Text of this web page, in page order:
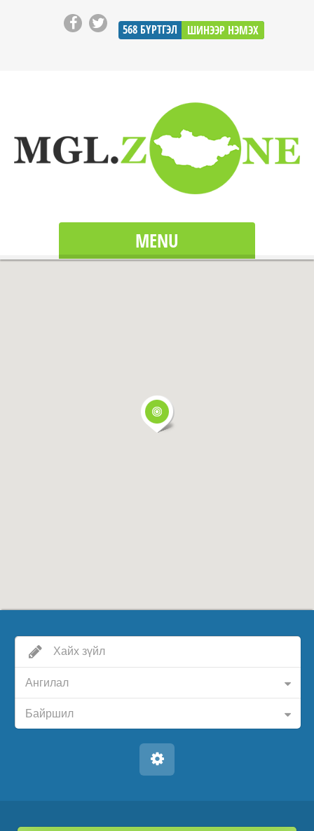
568 БҮРТГЭЛ ШИНЭЭР НЭМЭХ
MENU
Ангилал
Байршил